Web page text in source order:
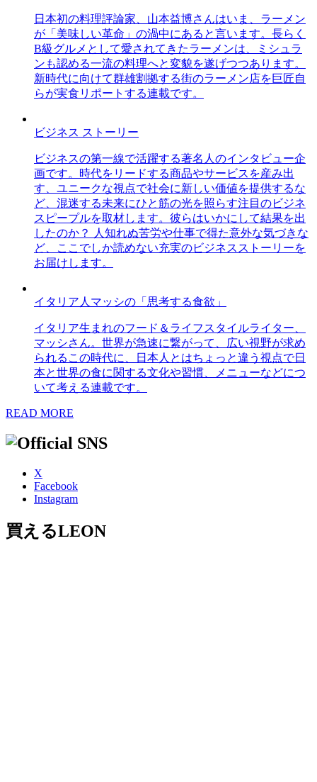
日本初の料理評論家、山本益博さんはいま、ラーメン
が「美味しい革命」の渦中にあると言います。長らく
B級グルメとして愛されてきたラーメンは、ミシュラ
ンも認める一流の料理へと変貌を遂げつつあります。
新時代に向けて群雄割拠する街のラーメン店を巨匠自
らが実食リポートする連載です。
ビジネス ストーリー
ビジネスの第一線で活躍する著名人のインタビュー企
画です。時代をリードする商品やサービスを産み出
す、ユニークな視点で社会に新しい価値を提供するな
ど、混迷する未来にひと筋の光を照らす注目のビジネ
スピープルを取材します。彼らはいかにして結果を出
したのか？ 人知れぬ苦労や仕事で得た意外な気づきな
ど、ここでしか読めない充実のビジネスストーリーを
お届けします。
イタリア人マッシの「思考する食欲」
イタリア生まれのフード＆ライフスタイルライター、
マッシさん。世界が急速に繋がって、広い視野が求め
られるこの時代に、日本人とはちょっと違う視点で日
本と世界の食に関する文化や習慣、メニューなどにつ
いて考える連載です。
READ MORE
X
Facebook
Instagram
買えるLEON